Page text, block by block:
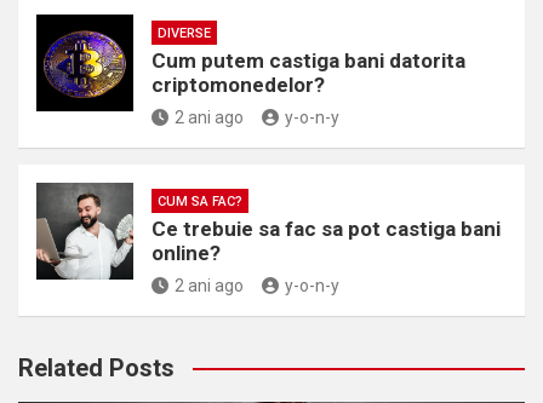
DIVERSE
Cum putem castiga bani datorita
criptomonedelor?
2 ani ago y-o-n-y
CUM SA FAC?
Ce trebuie sa fac sa pot castiga bani
online?
2 ani ago y-o-n-y
Related Posts